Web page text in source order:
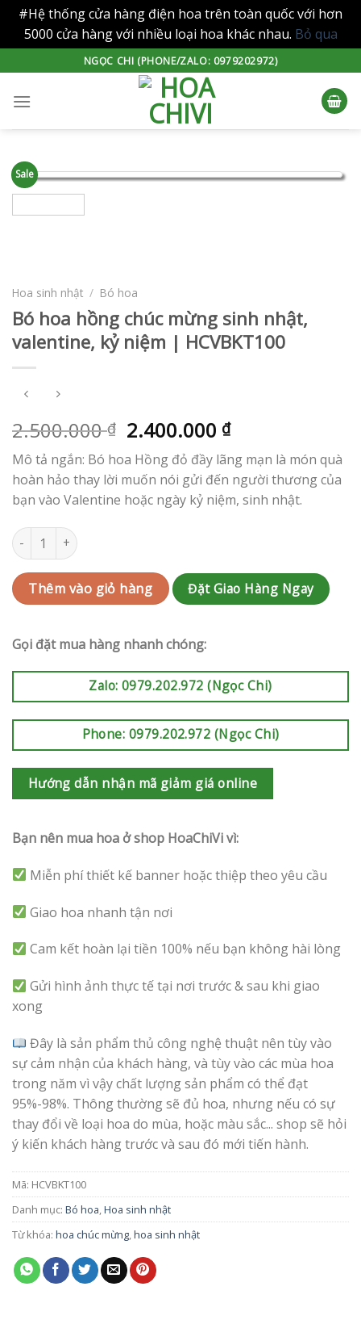
#Hệ thống cửa hàng điện hoa trên toàn quốc với hơn
5000 cửa hàng với nhiều loại hoa khác nhau. Bỏ qua
to
content
NGỌC CHI (PHONE/ZALO: 0979202972)
Sale
Hoa sinh nhật / Bó hoa
Bó hoa hồng chúc mừng sinh nhật,
valentine, kỷ niệm | HCVBKT100
2.500.000₫ 2.400.000 ₫
Mô tả ngắn: Bó hoa Hồng đỏ đầy lãng mạn là món quà
hoàn hảo thay lời muốn nói gửi đến người thương của
bạn vào Valentine hoặc ngày kỷ niệm, sinh nhật.
Bó hoa hồng chúc mừng sinh nhật, valentine, kỷ niệm |
Thêm vào giỏ hàng Đặt Giao Hàng Ngay
Gọi đặt mua hàng nhanh chóng:
Zalo: 0979.202.972 (Ngọc Chi)
Phone: 0979.202.972 (Ngọc Chi)
Hướng dẫn nhận mã giảm giá online
Bạn nên mua hoa ở shop HoaChiVi vì:
Miễn phí thiết kế banner hoặc thiệp theo yêu cầu
Giao hoa nhanh tận nơi
Cam kết hoàn lại tiền 100% nếu bạn không hài lòng
Gửi hình ảnh thực tế tại nơi trước & sau khi giao
xong
Đây là sản phẩm thủ công nghệ thuật nên tùy vào
sự cảm nhận của khách hàng, và tùy vào các mùa hoa
trong năm vì vậy chất lượng sản phẩm có thể đạt
95%-98%. Thông thường sẽ đủ hoa, nhưng nếu có sự
thay đổi về loại hoa do mùa, hoặc màu sắc... shop sẽ hỏi
ý kiến khách hàng trước và sau đó mới tiến hành.
Mã: HCVBKT100
Danh mục: Bó hoa,Hoa sinh nhật
Từ khóa: hoa chúc mừng,hoa sinh nhật